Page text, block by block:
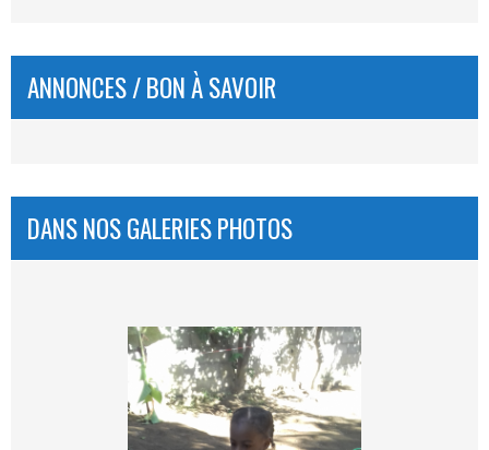
ANNONCES / BON À SAVOIR
DANS NOS GALERIES PHOTOS